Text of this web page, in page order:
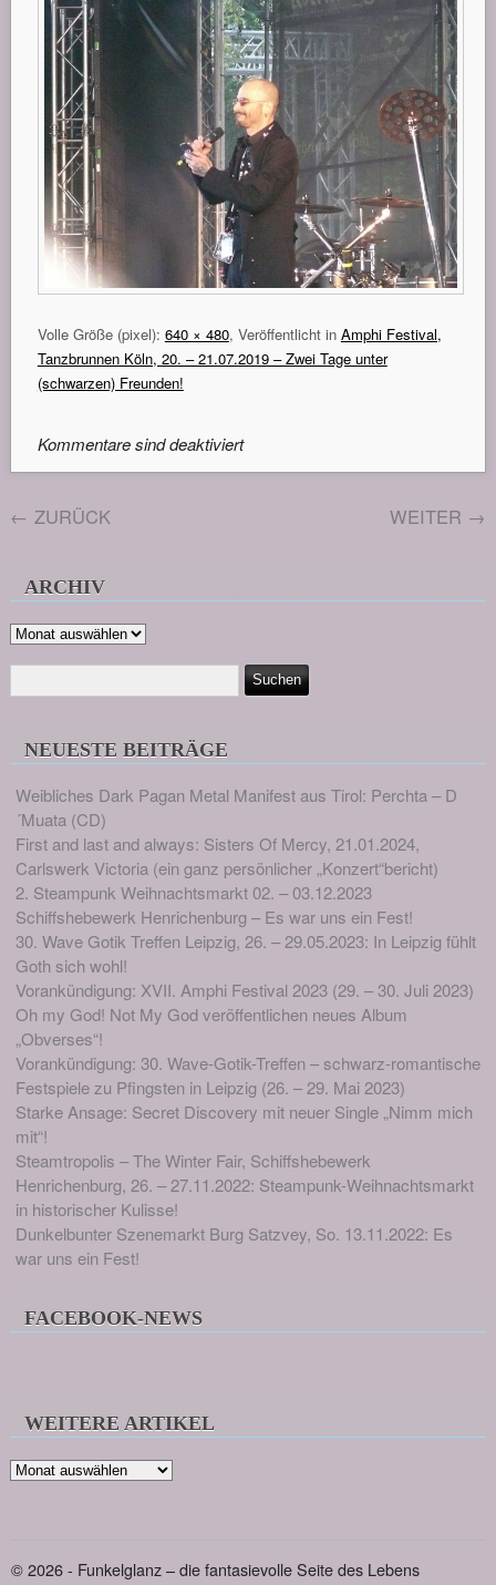
Volle Größe (pixel): 640 × 480, Veröffentlicht in Amphi Festival,
Tanzbrunnen Köln, 20. – 21.07.2019 – Zwei Tage unter
(schwarzen) Freunden!
Kommentare sind deaktiviert
← ZURÜCK WEITER →
ARCHIV
Archiv
NEUESTE BEITRÄGE
Weibliches Dark Pagan Metal Manifest aus Tirol: Perchta – D
´Muata (CD)
First and last and always: Sisters Of Mercy, 21.01.2024,
Carlswerk Victoria (ein ganz persönlicher „Konzert“bericht)
2. Steampunk Weihnachtsmarkt 02. – 03.12.2023
Schiffshebewerk Henrichenburg – Es war uns ein Fest!
30. Wave Gotik Treffen Leipzig, 26. – 29.05.2023: In Leipzig fühlt
Goth sich wohl!
Vorankündigung: XVII. Amphi Festival 2023 (29. – 30. Juli 2023)
Oh my God! Not My God veröffentlichen neues Album
„Obverses“!
Vorankündigung: 30. Wave-Gotik-Treffen – schwarz-romantische
Festspiele zu Pfingsten in Leipzig (26. – 29. Mai 2023)
Starke Ansage: Secret Discovery mit neuer Single „Nimm mich
mit“!
Steamtropolis – The Winter Fair, Schiffshebewerk
Henrichenburg, 26. – 27.11.2022: Steampunk-Weihnachtsmarkt
in historischer Kulisse!
Dunkelbunter Szenemarkt Burg Satzvey, So. 13.11.2022: Es
war uns ein Fest!
FACEBOOK-NEWS
WEITERE ARTIKEL
Weitere
© 2026 - Funkelglanz – die fantasievolle Seite des Lebens